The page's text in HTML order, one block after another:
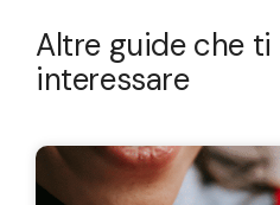
Altre guide che
interessare